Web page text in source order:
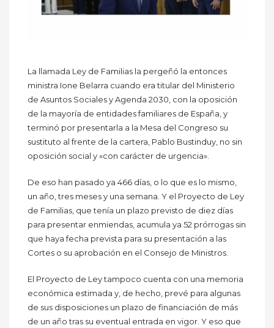
La llamada Ley de Familias la pergeñó la entonces
ministra Ione Belarra cuando era titular del Ministerio
de Asuntos Sociales y Agenda 2030, con la oposición
de la mayoría de entidades familiares de España, y
terminó por presentarla a la Mesa del Congreso su
sustituto al frente de la cartera, Pablo Bustinduy, no sin
oposición social y «con carácter de urgencia».
De eso han pasado ya 466 días, o lo que es lo mismo,
un año, tres meses y una semana. Y el Proyecto de Ley
de Familias, que tenía un plazo previsto de diez días
para presentar enmiendas, acumula ya 52 prórrogas sin
que haya fecha prevista para su presentación a las
Cortes o su aprobación en el Consejo de Ministros.
El Proyecto de Ley tampoco cuenta con una memoria
económica estimada y, de hecho, prevé para algunas
de sus disposiciones un plazo de financiación de más
de un año tras su eventual entrada en vigor. Y eso que